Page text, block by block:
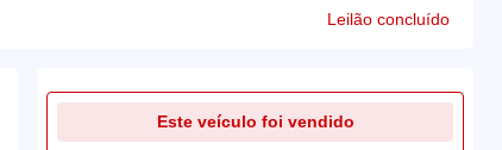
Leilão concluído
Este veículo foi vendido